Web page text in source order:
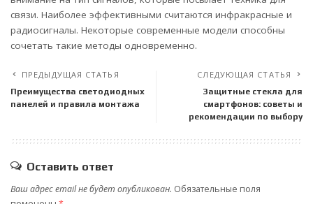
связи. Наиболее эффективными считаются инфракрасные и
радиосигналы. Некоторые современные модели способны
сочетать такие методы одновременно.
ПРЕДЫДУЩАЯ СТАТЬЯ
Преимущества светодиодных
панелей и правила монтажа
СЛЕДУЮЩАЯ СТАТЬЯ
Защитные стекла для
смартфонов: советы и
рекомендации по выбору
Оставить ответ
Ваш адрес email не будет опубликован. Обязательные поля